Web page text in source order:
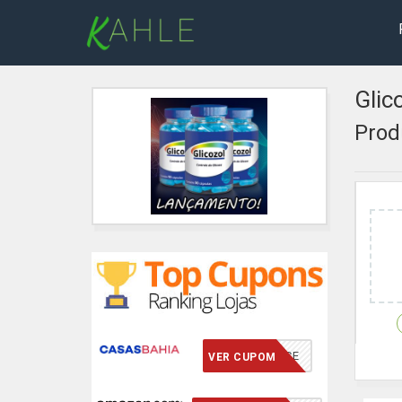
VCMERECE
VER CUPOM